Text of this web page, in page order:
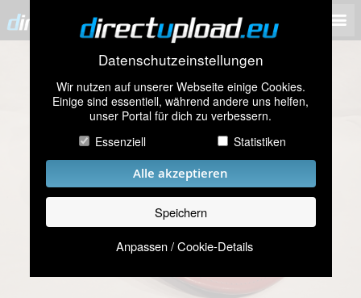
Datenschutzeinstellungen
Wir nutzen auf unserer Webseite einige Cookies.
Einige sind essentiell, während andere uns helfen,
unser Portal für dich zu verbessern.
Essenziell
Statistiken
Alle akzeptieren
Speichern
Anpassen / Cookie-Details